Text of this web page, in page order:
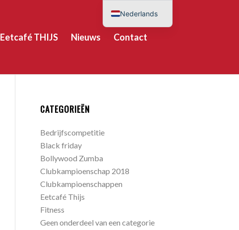
Eetcafé THIJS Nieuws Contact
CATEGORIEËN
Bedrijfscompetitie
Black friday
Bollywood Zumba
Clubkampioenschap 2018
Clubkampioenschappen
Eetcafé Thijs
Fitness
Geen onderdeel van een categorie
Nederlands
English (UK)